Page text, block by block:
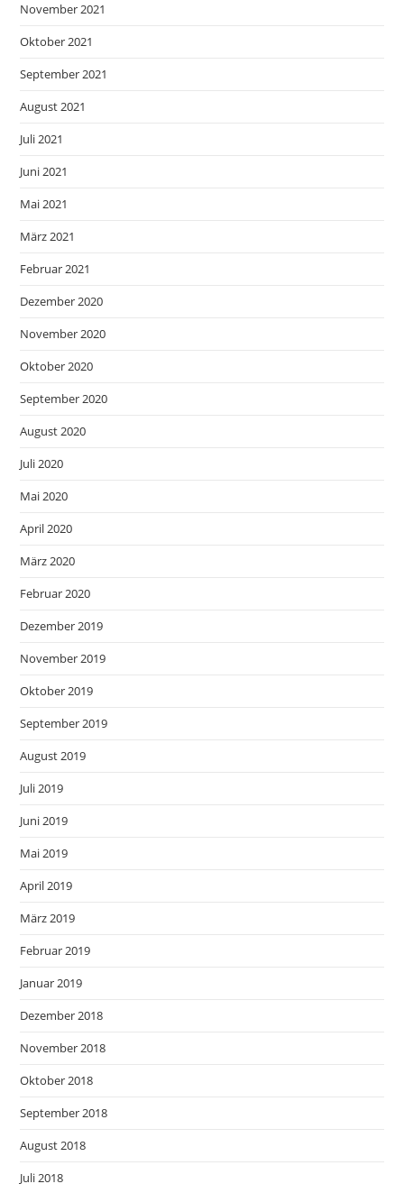
November 2021
Oktober 2021
September 2021
August 2021
Juli 2021
Juni 2021
Mai 2021
März 2021
Februar 2021
Dezember 2020
November 2020
Oktober 2020
September 2020
August 2020
Juli 2020
Mai 2020
April 2020
März 2020
Februar 2020
Dezember 2019
November 2019
Oktober 2019
September 2019
August 2019
Juli 2019
Juni 2019
Mai 2019
April 2019
März 2019
Februar 2019
Januar 2019
Dezember 2018
November 2018
Oktober 2018
September 2018
August 2018
Juli 2018